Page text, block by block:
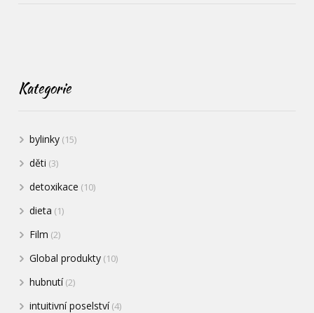
Kategorie
bylinky (15)
děti (3)
detoxikace (10)
dieta (1)
Film (2)
Global produkty (10)
hubnutí(2)
intuitivní poselství(4)